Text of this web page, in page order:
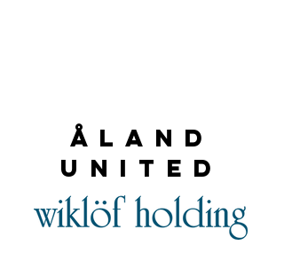
Åland
United